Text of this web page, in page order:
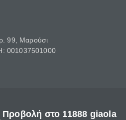
99, Μαρούσι
001037501000
Προβολή στο 11888 giaola